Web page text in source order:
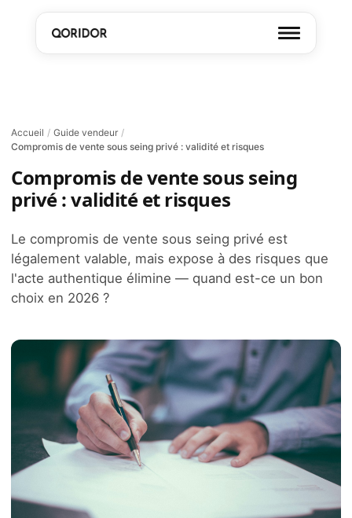
Accueil / Guide vendeur /
Compromis de vente sous seing privé : validité et risques
Compromis de vente sous seing
privé : validité et risques
Le compromis de vente sous seing privé est
légalement valable, mais expose à des risques que
l'acte authentique élimine — quand est-ce un bon
choix en 2026 ?